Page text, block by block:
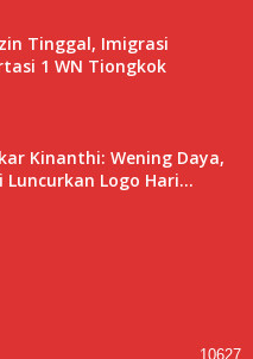
Tinggal, Imigrasi
1 WN Tiongkok
Kinanthi: Wening Daya,
Luncurkan Logo Hari...
10627